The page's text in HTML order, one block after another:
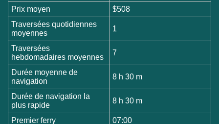
Prix moyen
$508
Traversées quotidiennes
moyennes
1
Traversées
hebdomadaires moyennes
7
Durée moyenne de
navigation
8 h 30 m
Durée de navigation la
plus rapide
8 h 30 m
Premier ferry 07:00